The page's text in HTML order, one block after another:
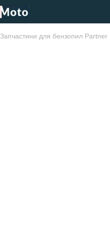
Запчастини для бензопил Partner